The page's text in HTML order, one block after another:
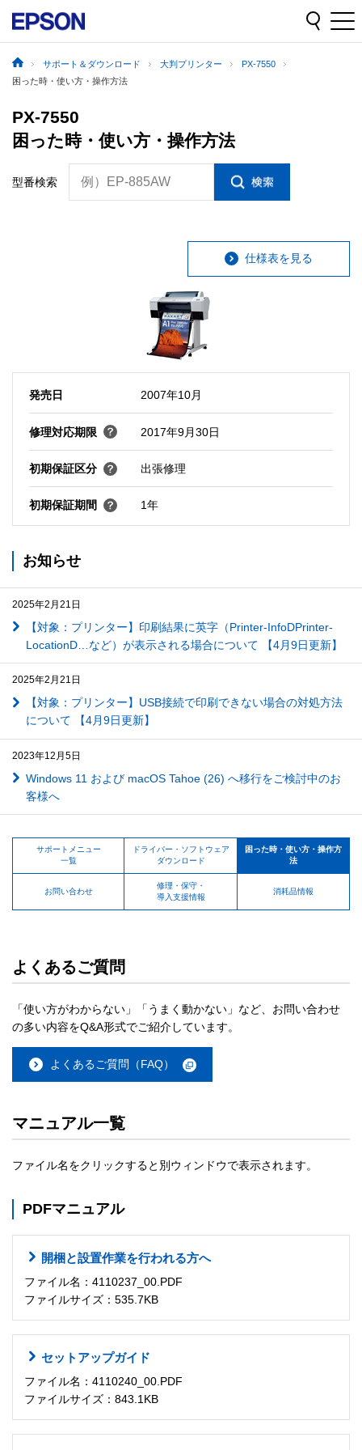
サポート＆ダウンロード 大判プリンター
PX-7550
困った時・使い方・操作方法
PX-7550
困った時・使い方・操作方法
型番検索 例）EP-885AW
仕様表を見る
発売日 2007年10月
修理対応期限 2017年9月30日
初期保証区分 出張修理
初期保証期間 1年
お知らせ
2025年2月21日
【対象：プリンター】印刷結果に英字（Printer-InfoDPrinter-
LocationD…など）が表示される場合について 【4月9日更新】
2025年2月21日
【対象：プリンター】USB接続で印刷できない場合の対処方法
について 【4月9日更新】
2023年12月5日
Windows 11 および macOS Tahoe (26) へ移行をご検討中のお
客様へ
サポートメニュー
一覧
ドライバー・ソフトウェア
ダウンロード
困った時・使い方・操作方
法
お問い合わせ
修理・保守・
導入支援情報
消耗品情報
よくあるご質問
「使い方がわからない」「うまく動かない」など、お問い合わせ
の多い内容をQ&A形式でご紹介しています。
よくあるご質問（FAQ）
マニュアル一覧
ファイル名をクリックすると別ウィンドウで表示されます。
PDFマニュアル
開梱と設置作業を行われる方へ
ファイル名：4110237_00.PDF
ファイルサイズ：535.7KB
セットアップガイド
ファイル名：4110240_00.PDF
ファイルサイズ：843.1KB